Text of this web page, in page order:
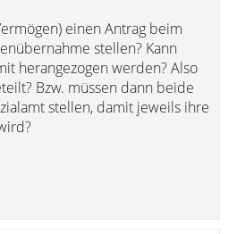
einen Antrag beim
stellen? Kann
herangezogen werden? Also
Bzw. müssen dann beide
stellen, damit jeweils ihre